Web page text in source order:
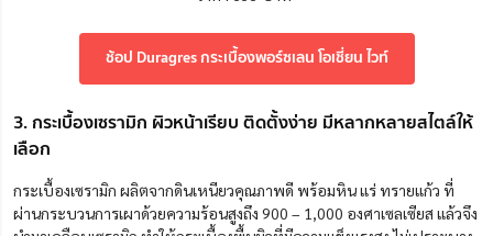
ช้อป Duragres กระเบื้องพอร์ซเลน โอเชี่ยน ไวท์
3. กระเบื้องเซรามิก ผิวหน้าเรียบ ติดตั้งง่าย มีหลากหลายสไตล์ให้
เลือก
กระเบื้องเซรามิก ผลิตจากดินเหนียวคุณภาพดี พร้อมหิน แร่ ทรายแก้ว ที่
ผ่านกระบวนการเผาด้วยความร้อนสูงถึง 900 – 1,000 องศาเซลเซียส แล้วจึง